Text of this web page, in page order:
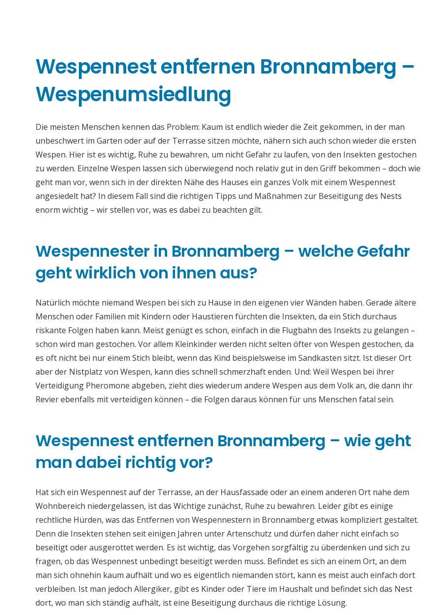
Wespennest entfernen Bronnamberg –
Wespenumsiedlung
Die meisten Menschen kennen das Problem: Kaum ist endlich wieder die Zeit gekommen, in der man
unbeschwert im Garten oder auf der Terrasse sitzen möchte, nähern sich auch schon wieder die ersten
Wespen. Hier ist es wichtig, Ruhe zu bewahren, um nicht Gefahr zu laufen, von den Insekten gestochen
zu werden. Einzelne Wespen lassen sich überwiegend noch relativ gut in den Griff bekommen – doch wie
geht man vor, wenn sich in der direkten Nähe des Hauses ein ganzes Volk mit einem Wespennest
angesiedelt hat? In diesem Fall sind die richtigen Tipps und Maßnahmen zur Beseitigung des Nests
enorm wichtig – wir stellen vor, was es dabei zu beachten gilt.
Wespennester in Bronnamberg – welche Gefahr
geht wirklich von ihnen aus?
Natürlich möchte niemand Wespen bei sich zu Hause in den eigenen vier Wänden haben. Gerade ältere
Menschen oder Familien mit Kindern oder Haustieren fürchten die Insekten, da ein Stich durchaus
riskante Folgen haben kann. Meist genügt es schon, einfach in die Flugbahn des Insekts zu gelangen –
schon wird man gestochen. Vor allem Kleinkinder werden nicht selten öfter von Wespen gestochen, da
es oft nicht bei nur einem Stich bleibt, wenn das Kind beispielsweise im Sandkasten sitzt. Ist dieser Ort
aber der Nistplatz von Wespen, kann dies schnell schmerzhaft enden. Und: Weil Wespen bei ihrer
Verteidigung Pheromone abgeben, zieht dies wiederum andere Wespen aus dem Volk an, die dann ihr
Revier ebenfalls mit verteidigen können – die Folgen daraus können für uns Menschen fatal sein.
Wespennest entfernen Bronnamberg – wie geht
man dabei richtig vor?
Hat sich ein Wespennest auf der Terrasse, an der Hausfassade oder an einem anderen Ort nahe dem
Wohnbereich niedergelassen, ist das Wichtige zunächst, Ruhe zu bewahren. Leider gibt es einige
rechtliche Hürden, was das Entfernen von Wespennestern in Bronnamberg etwas kompliziert gestaltet.
Denn die Insekten stehen seit einigen Jahren unter Artenschutz und dürfen daher nicht einfach so
beseitigt oder ausgerottet werden. Es ist wichtig, das Vorgehen sorgfältig zu überdenken und sich zu
fragen, ob das Wespennest unbedingt beseitigt werden muss. Befindet es sich an einem Ort, an dem
man sich ohnehin kaum aufhält und wo es eigentlich niemanden stört, kann es meist auch einfach dort
verbleiben. Ist man jedoch Allergiker, gibt es Kinder oder Tiere im Haushalt und befindet sich das Nest
dort, wo man sich ständig aufhält, ist eine Beseitigung durchaus die richtige Lösung.